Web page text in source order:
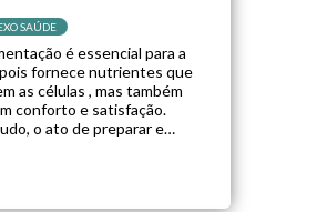
SAÚDE
é essencial para a
fornece nutrientes que
as células , mas também
conforto e satisfação.
o ato de preparar e